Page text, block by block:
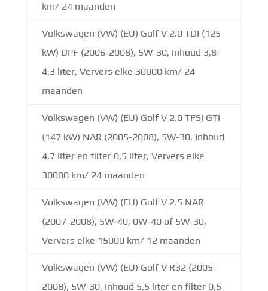
km/ 24 maanden
Volkswagen (VW) (EU) Golf V 2.0 TDI (125
kW) DPF (2006-2008), 5W-30, Inhoud 3,8-
4,3 liter, Ververs elke 30000 km/ 24
maanden
Volkswagen (VW) (EU) Golf V 2.0 TFSI GTI
(147 kW) NAR (2005-2008), 5W-30, Inhoud
4,7 liter en filter 0,5 liter, Ververs elke
30000 km/ 24 maanden
Volkswagen (VW) (EU) Golf V 2.5 NAR
(2007-2008), 5W-40, 0W-40 of 5W-30,
Ververs elke 15000 km/ 12 maanden
Volkswagen (VW) (EU) Golf V R32 (2005-
2008), 5W-30, Inhoud 5,5 liter en filter 0,5